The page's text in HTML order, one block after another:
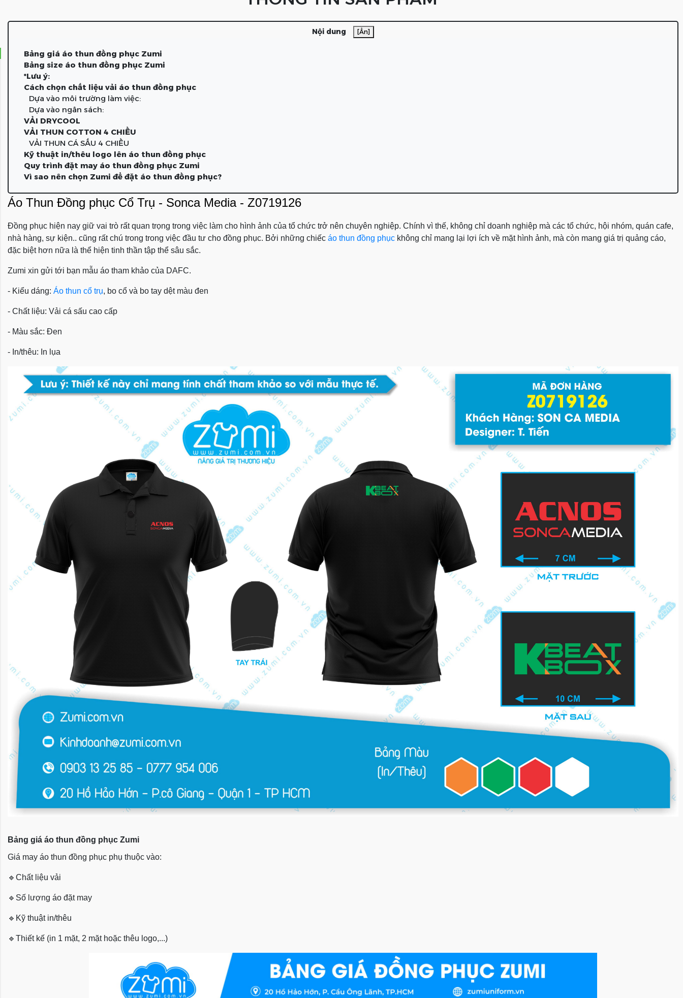
Nội dung [Ẩn]
Bảng giá áo thun đồng phục Zumi
Bảng size áo thun đồng phục Zumi
*Lưu ý:
Cách chọn chất liệu vải áo thun đồng phục
Dựa vào môi trường làm việc:
Dựa vào ngân sách:
VẢI DRYCOOL
VẢI THUN COTTON 4 CHIỀU
VẢI THUN CÁ SẤU 4 CHIỀU
Kỹ thuật in/thêu logo lên áo thun đồng phục
Quy trình đặt may áo thun đồng phục Zumi
Vì sao nên chọn Zumi để đặt áo thun đồng phục?
Áo Thun Đồng phục Cổ Trụ - Sonca Media - Z0719126
Đồng phục hiện nay giữ vai trò rất quan trọng trong việc làm cho hình ảnh của tổ chức trở nên chuyên nghiệp. Chính vì thế, không chỉ doanh nghiệp mà các tổ chức, hội nhóm, quán cafe,
nhà hàng, sự kiện.. cũng rất chú trong trong việc đầu tư cho đồng phục. Bởi những chiếc áo thun đồng phục không chỉ mang lại lợi ích về mặt hình ảnh, mà còn mang giá trị quảng cáo,
đặc biệt hơn nữa là thể hiện tinh thần tập thể sâu sắc.
Zumi xin gửi tới bạn mẫu áo tham khảo của DAFC.
- Kiểu dáng: Áo thun cổ trụ, bo cổ và bo tay dệt màu đen
- Chất liệu: Vải cá sấu cao cấp
- Màu sắc: Đen
- In/thêu: In lụa
Bảng giá áo thun đồng phục Zumi
Giá may áo thun đồng phục phụ thuộc vào:
🔹 Chất liệu vải
🔹 Số lượng áo đặt may
🔹 Kỹ thuật in/thêu
🔹 Thiết kế (in 1 mặt, 2 mặt hoặc thêu logo,...)